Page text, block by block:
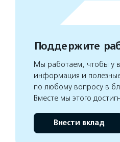
Поддержите
Мы работаем, чтобы у
информация и
по любому вопросу в
Вместе мы этого
Внести вклад